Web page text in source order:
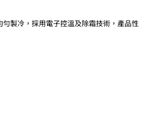
製冷，採用電子控溫及除霜技術，產品性